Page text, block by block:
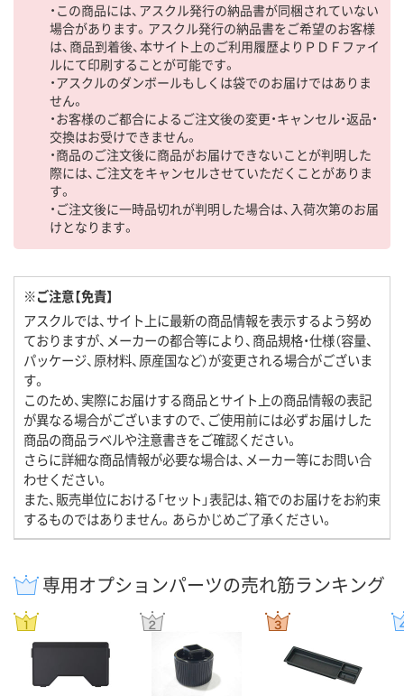
・この商品には、アスクル発行の納品書が同梱されていない
場合があります。アスクル発行の納品書をご希望のお客様
は、商品到着後、本サイト上のご利用履歴よりＰＤＦファイ
ルにて印刷することが可能です。
・アスクルのダンボールもしくは袋でのお届けではありま
せん。
・お客様のご都合によるご注文後の変更・キャンセル・返品・
交換はお受けできません。
・商品のご注文後に商品がお届けできないことが判明した
際には、ご注文をキャンセルさせていただくことがありま
す。
・ご注文後に一時品切れが判明した場合は、入荷次第のお届
けとなります。
※ご注意【免責】
アスクルでは、サイト上に最新の商品情報を表示するよう努め
ておりますが、メーカーの都合等により、商品規格・仕様（容量、
パッケージ、原材料、原産国など）が変更される場合がございま
す。
このため、実際にお届けする商品とサイト上の商品情報の表記
が異なる場合がございますので、ご使用前には必ずお届けした
商品の商品ラベルや注意書きをご確認ください。
さらに詳細な商品情報が必要な場合は、メーカー等にお問い合
わせください。
また、販売単位における「セット」表記は、箱でのお届けをお約束
するものではありません。あらかじめご了承ください。
専用オプションパーツの売れ筋ランキング